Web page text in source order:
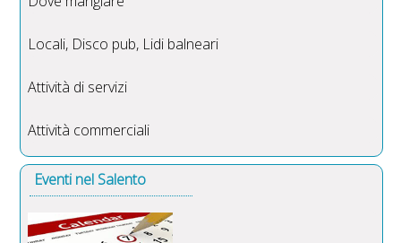
Locali, Disco pub, Lidi balneari
Attività di servizi
Attività commerciali
Eventi nel Salento